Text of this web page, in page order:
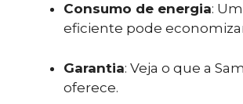
Consumo de energia:
eficiente pode
Garantia: Veja o que a
oferece.